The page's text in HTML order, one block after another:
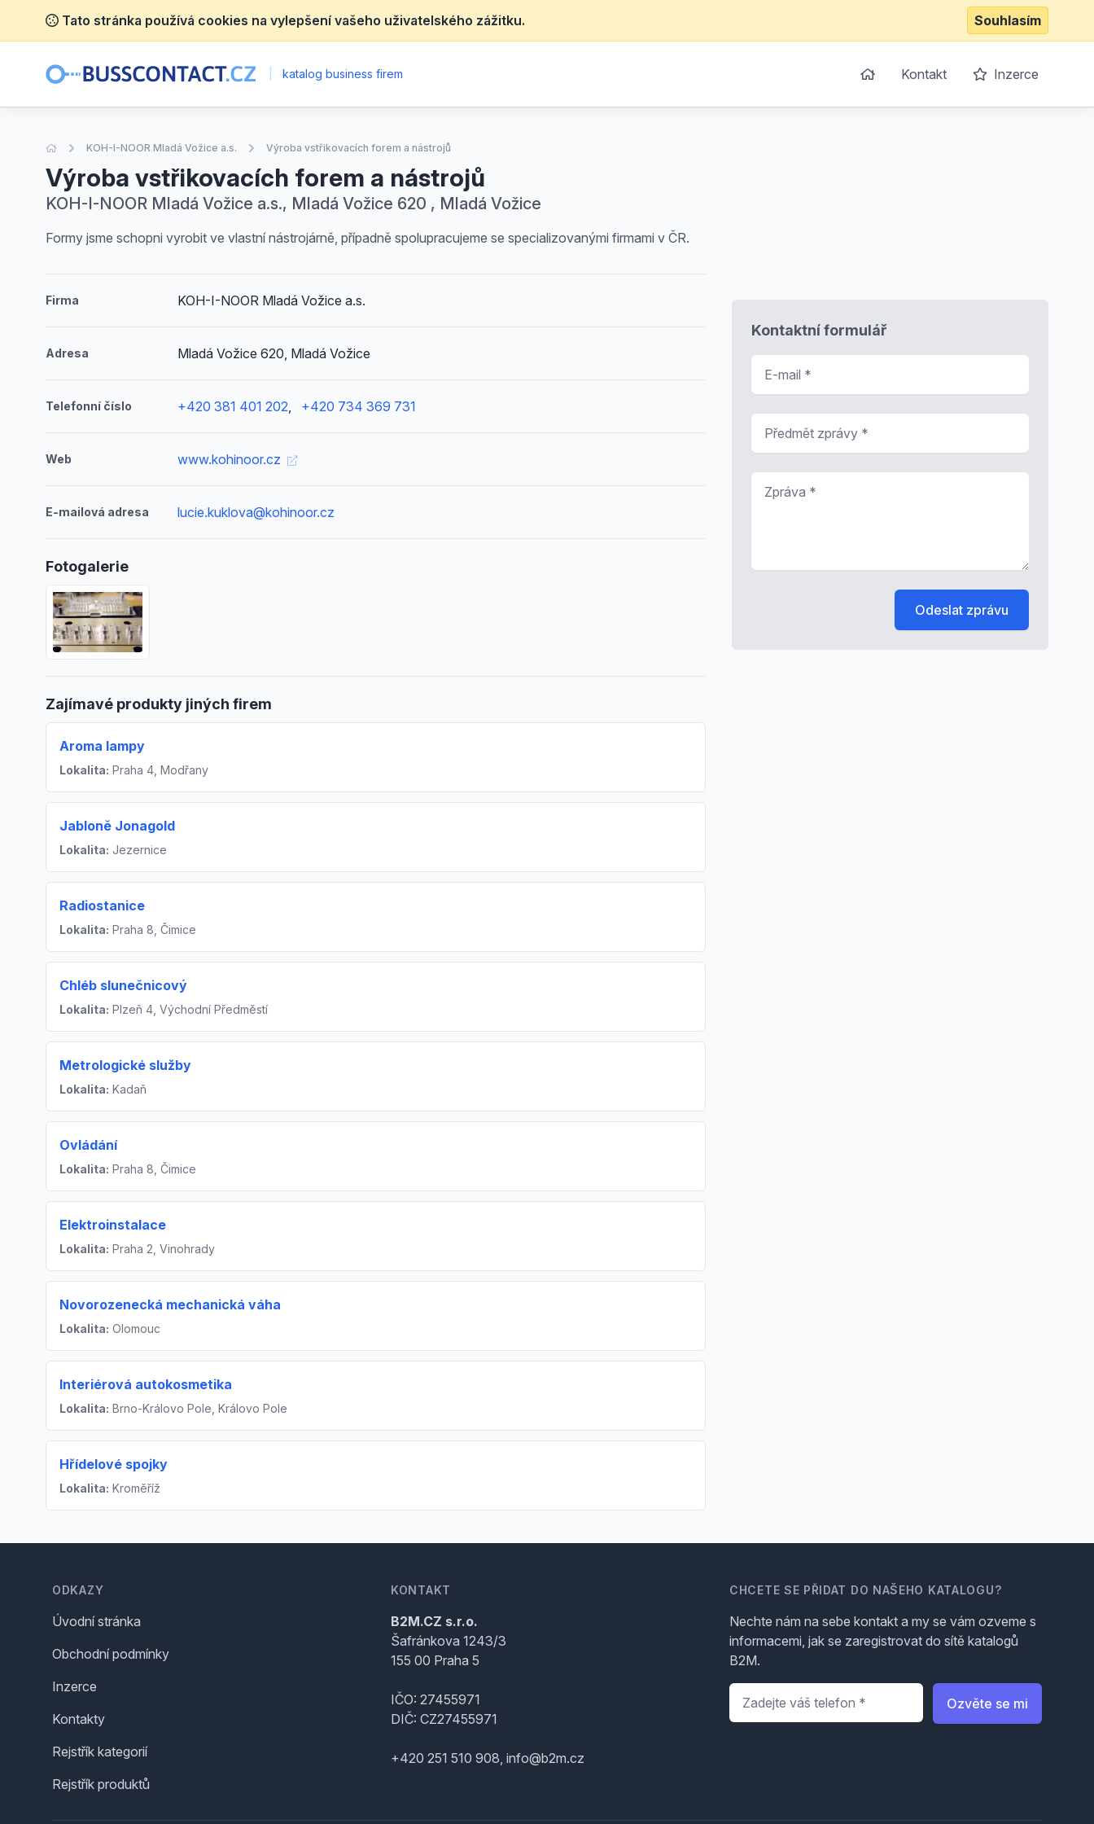
Tato stránka používá cookies na vylepšení vašeho uživatelského zážitku. Souhlasím
katalog business firem Kontakt Inzerce
Úvodní stránka
KOH-I-NOOR Mladá Vožice a.s. Výroba vstřikovacích forem a nástrojů
Výroba vstřikovacích forem a nástrojů
KOH-I-NOOR Mladá Vožice a.s., Mladá Vožice 620 , Mladá Vožice
Formy jsme schopni vyrobit ve vlastní nástrojárně, případně spolupracujeme se specializovanými firmami v ČR.
Firma KOH-I-NOOR Mladá Vožice a.s.
Adresa Mladá Vožice 620, Mladá Vožice
Telefonní číslo +420 381 401 202, +420 734 369 731
Web www.kohinoor.cz
E-mailová adresa lucie.kuklova@kohinoor.cz
Fotogalerie
Zajímavé produkty jiných firem
Aroma lampy
Lokalita: Praha 4, Modřany
Jabloně Jonagold
Lokalita: Jezernice
Radiostanice
Lokalita: Praha 8, Čimice
Chléb slunečnicový
Lokalita: Plzeň 4, Východní Předměstí
Metrologické služby
Lokalita: Kadaň
Ovládání
Lokalita: Praha 8, Čimice
Elektroinstalace
Lokalita: Praha 2, Vinohrady
Novorozenecká mechanická váha
Lokalita: Olomouc
Interiérová autokosmetika
Lokalita: Brno-Královo Pole, Královo Pole
Hřídelové spojky
Lokalita: Kroměříž
Kontaktní formulář
Odeslat zprávu
ODKAZY
Úvodní stránka
Obchodní podmínky
Inzerce
Kontakty
Rejstřík kategorií
Rejstřík produktů
KONTAKT
B2M.CZ s.r.o.
Šafránkova 1243/3
155 00 Praha 5
IČO: 27455971
DIČ: CZ27455971
+420 251 510 908, info@b2m.cz
CHCETE SE PŘIDAT DO NAŠEHO KATALOGU?
Nechte nám na sebe kontakt a my se vám ozveme s
informacemi, jak se zaregistrovat do sítě katalogů
B2M.
Telefon
Ozvěte se mi